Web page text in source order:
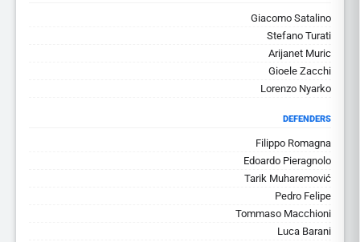
Giacomo Satalino
Stefano Turati
Arijanet Muric
Gioele Zacchi
Lorenzo Nyarko
DEFENDERS
Filippo Romagna
Edoardo Pieragnolo
Tarik Muharemović
Pedro Felipe
Tommaso Macchioni
Luca Barani